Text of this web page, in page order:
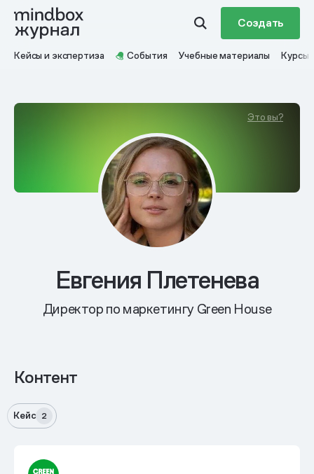
Создать
Кейсы и экспертиза События Учебные материалы Курсы
Это вы?
Евгения Плетенева
Директор по маркетингу Green House
Контент
Кейс 2